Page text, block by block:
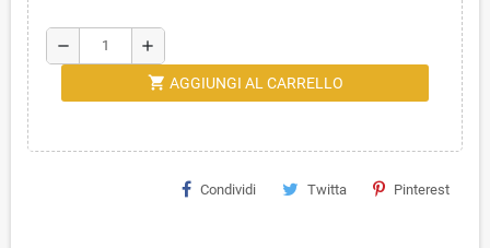
remove add
shopping_cart AGGIUNGI AL CARRELLO
Condividi Twitta Pinterest